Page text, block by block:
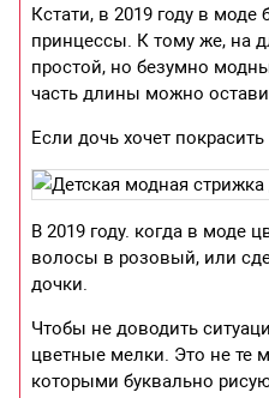
Кстати, в 2019 году в
принцессы. К тому же, на
простой, но безумно
часть длины можно
Если дочь хочет
В 2019 году. когда в моде
волосы в розовый, или
дочки.
Чтобы не доводить
цветные мелки. Это не те
которыми буквально